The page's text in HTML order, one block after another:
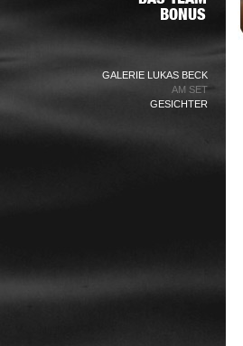
GALERIE LUKAS BECK
AM SET
GESICHTER